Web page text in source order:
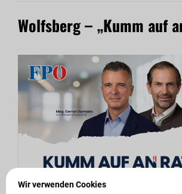
Wir verwenden Cookies
Wolfsberg – „Kumm auf